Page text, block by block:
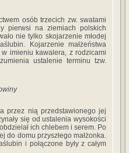
osób trzecich zw. swatami
pierwsi na ziemiach polskich
nie tylko skojarzenie młodej
Kojarzenie małżeń­stwa
imieniu kawalera, z rodzicami
ustalenie terminu tzw.
przez nią przedstawionego jej
się od ustalenia wysokości
ich chlebem i serem. Po
do domu przyszłe­go małżonka.
i połączone były z całym